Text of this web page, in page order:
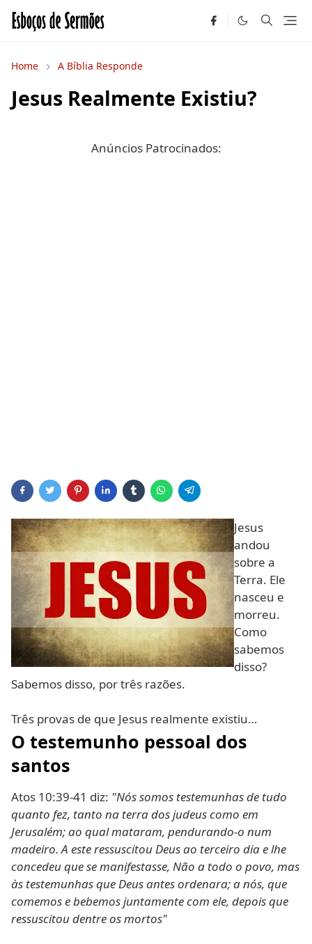
Home A Bíblia Responde
Jesus Realmente Existiu?
Anúncios Patrocinados:
Jesus
andou
sobre a
Terra. Ele
nasceu e
morreu.
Como
sabemos
disso?
Sabemos disso, por três razões.
Três provas de que Jesus realmente existiu…
O testemunho pessoal dos
santos
Atos 10:39-41 diz: "Nós somos testemunhas de tudo
quanto fez, tanto na terra dos judeus como em
Jerusalém; ao qual mataram, pendurando-o num
madeiro. A este ressuscitou Deus ao terceiro dia e lhe
concedeu que se manifestasse, Não a todo o povo, mas
às testemunhas que Deus antes ordenara; a nós, que
comemos e bebemos juntamente com ele, depois que
ressuscitou dentre os mortos"